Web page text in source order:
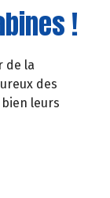
!
de la
des
leurs